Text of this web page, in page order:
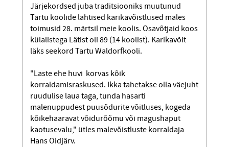
Järjekordsed juba traditsiooniks muutunud
Tartu koolide lahtised karikavõistlused males
toimusid 28. märtsil meie koolis. Osavõtjaid koos
külalistega Lätist oli 89 (14 koolist). Karikavõit
läks seekord Tartu Waldorfkooli.
"Laste ehe huvi korvas kõik
korraldamisraskused. Ikka tahetakse olla väejuht
ruudulise laua taga, tunda hasarti
malenuppudest puusõdurite võitluses, kogeda
kõikehaaravat võidurõõmu või magushaput
kaotusevalu," ütles malevõistluste korraldaja
Hans Oidjärv.